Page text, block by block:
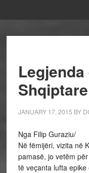
JANUARY 17, 2015 BY
Nga Filip Guraziu/
Në fëmijëri, vizita në
pamasë, jo vetëm
të veçanta lufta